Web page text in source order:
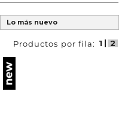
Lo más nuevo